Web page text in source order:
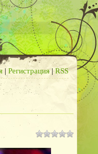
| Регистрация|RSS